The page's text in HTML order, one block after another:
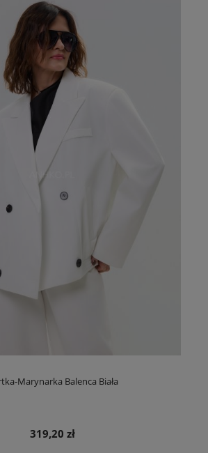
Marynarka Balenca Biała
319,20 zł